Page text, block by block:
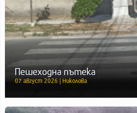
Пешеходна пътека
07 август 2026 | Николова